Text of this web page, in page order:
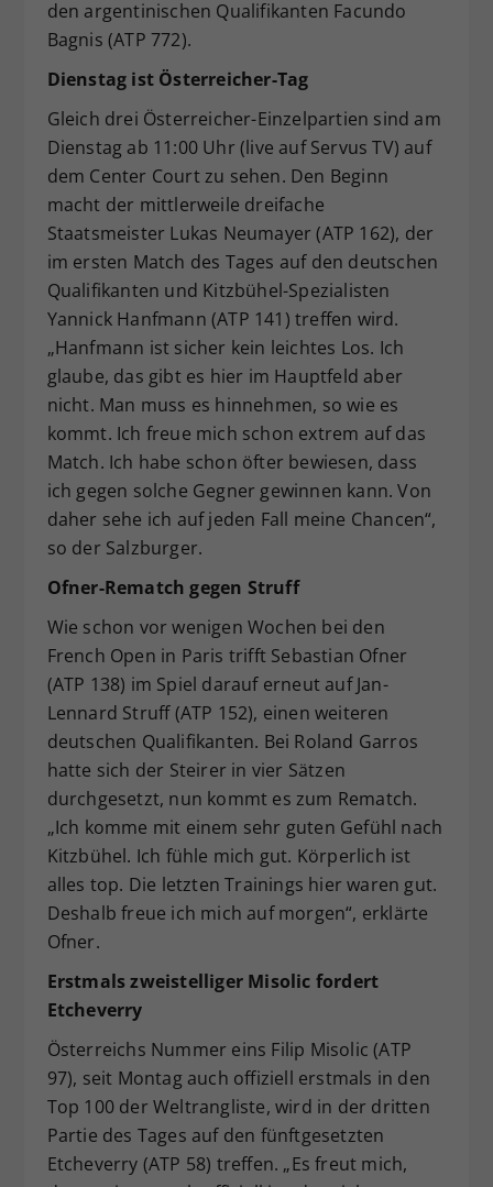
den argentinischen Qualifikanten Facundo
Bagnis (ATP 772).
Dienstag ist Österreicher-Tag
Gleich drei Österreicher-Einzelpartien sind am
Dienstag ab 11:00 Uhr (live auf Servus TV) auf
dem Center Court zu sehen. Den Beginn
macht der mittlerweile dreifache
Staatsmeister Lukas Neumayer (ATP 162), der
im ersten Match des Tages auf den deutschen
Qualifikanten und Kitzbühel-Spezialisten
Yannick Hanfmann (ATP 141) treffen wird.
„Hanfmann ist sicher kein leichtes Los. Ich
glaube, das gibt es hier im Hauptfeld aber
nicht. Man muss es hinnehmen, so wie es
kommt. Ich freue mich schon extrem auf das
Match. Ich habe schon öfter bewiesen, dass
ich gegen solche Gegner gewinnen kann. Von
daher sehe ich auf jeden Fall meine Chancen“,
so der Salzburger.
Ofner-Rematch gegen Struff
Wie schon vor wenigen Wochen bei den
French Open in Paris trifft Sebastian Ofner
(ATP 138) im Spiel darauf erneut auf Jan-
Lennard Struff (ATP 152), einen weiteren
deutschen Qualifikanten. Bei Roland Garros
hatte sich der Steirer in vier Sätzen
durchgesetzt, nun kommt es zum Rematch.
„Ich komme mit einem sehr guten Gefühl nach
Kitzbühel. Ich fühle mich gut. Körperlich ist
alles top. Die letzten Trainings hier waren gut.
Deshalb freue ich mich auf morgen“, erklärte
Ofner.
Erstmals zweistelliger Misolic fordert
Etcheverry
Österreichs Nummer eins Filip Misolic (ATP
97), seit Montag auch offiziell erstmals in den
Top 100 der Weltrangliste, wird in der dritten
Partie des Tages auf den fünftgesetzten
Etcheverry (ATP 58) treffen. „Es freut mich,